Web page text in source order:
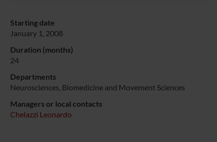
Starting date
January 1, 2008
Duration (months)
24
Departments
Neurosciences, Biomedicine and Movement Sciences
Managers or local contacts
Chelazzi Leonardo